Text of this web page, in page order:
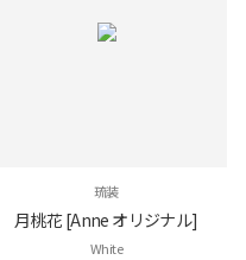
琉装
月桃花 [Anne オリジナル]
White